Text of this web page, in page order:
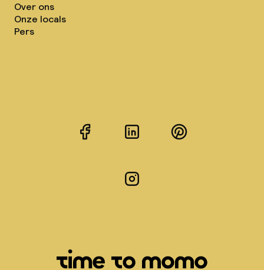
Over ons
Onze locals
Pers
FacebookLinkedInPinterest
Instagram